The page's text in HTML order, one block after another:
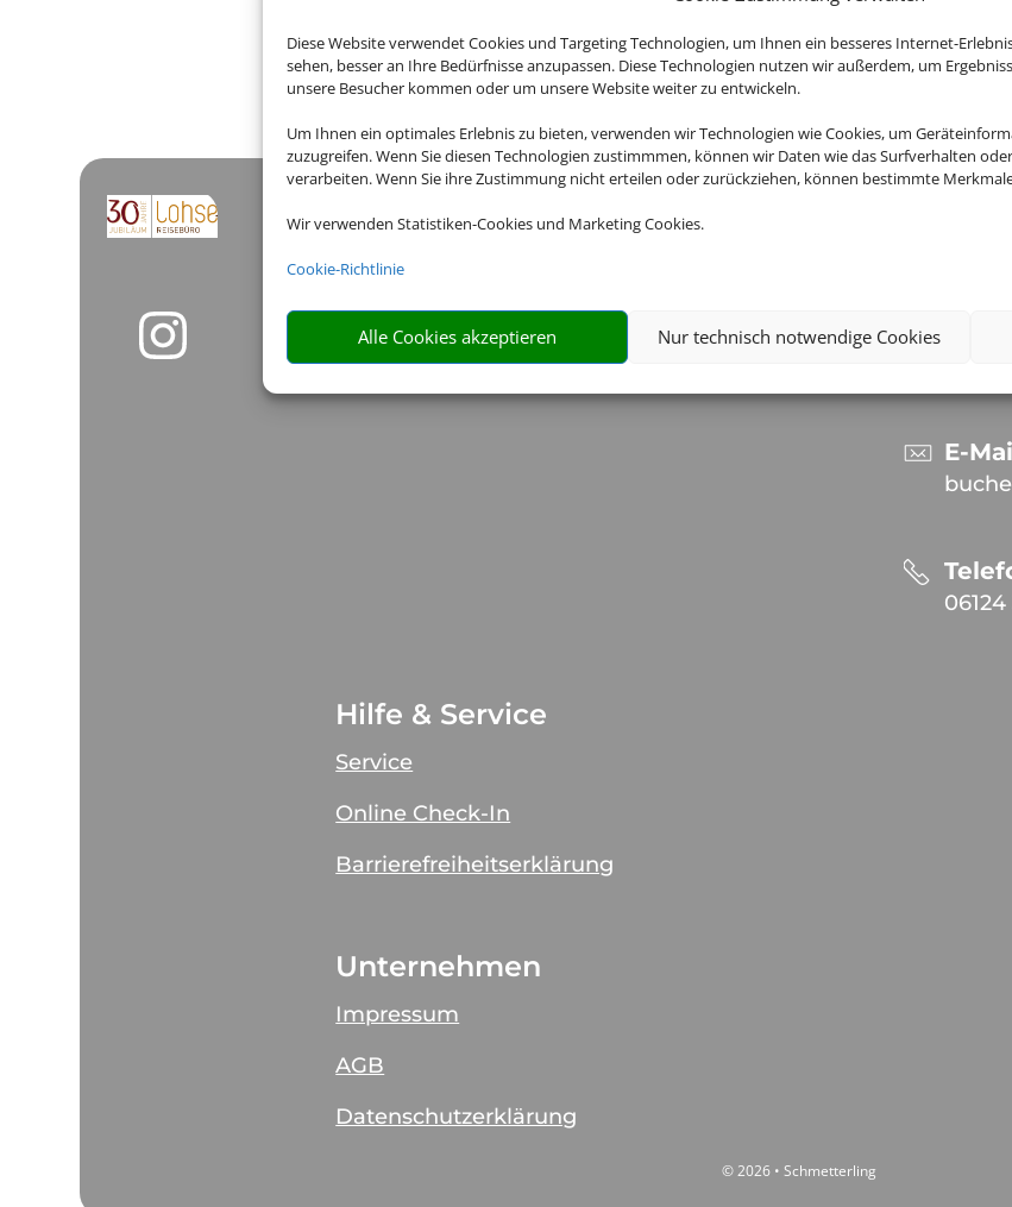
Diese Website verwendet Cookies und Targeting Technologien, um Ihnen ein besseres Internet-
sehen, besser an Ihre Bedürfnisse anzupassen. Diese Technologien nutzen wir außerdem, um
unsere Besucher kommen oder um unsere Website weiter zu entwickeln.
Um Ihnen ein optimales Erlebnis zu bieten, verwenden wir Technologien wie Cookies, um
zuzugreifen. Wenn Sie diesen Technologien zustimmmen, können wir Daten wie das Surfverhalten
verarbeiten. Wenn Sie ihre Zustimmung nicht erteilen oder zurückziehen, können bestimmte
Wir verwenden Statistiken-Cookies und Marketing Cookies.
Cookie-Richtlinie
Alle Cookies akzeptieren Nur technisch notwendige Cookies
E-
06124
Hilfe & Service
Service
Online Check-In
Barrierefreiheitserklärung
Unternehmen
Impressum
AGB
Datenschutzerklärung
© 2026 • Schmetterling